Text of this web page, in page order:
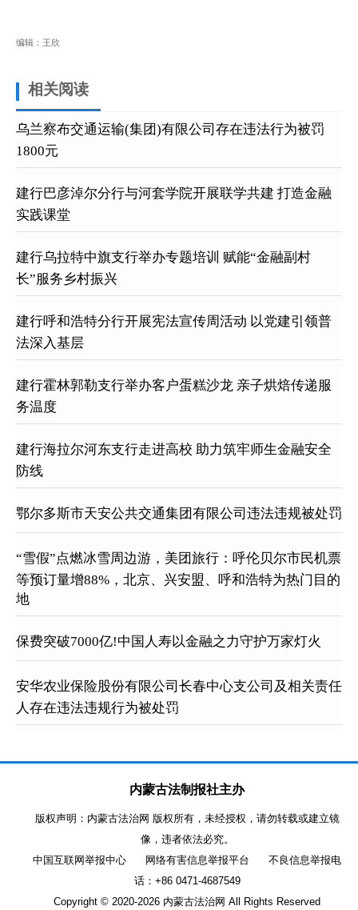
编辑：王欣
相关阅读
乌兰察布交通运输(集团)有限公司存在违法行为被罚
1800元
建行巴彦淖尔分行与河套学院开展联学共建 打造金融
实践课堂
建行乌拉特中旗支行举办专题培训 赋能“金融副村
长”服务乡村振兴
建行呼和浩特分行开展宪法宣传周活动 以党建引领普
法深入基层
建行霍林郭勒支行举办客户蛋糕沙龙 亲子烘焙传递服
务温度
建行海拉尔河东支行走进高校 助力筑牢师生金融安全
防线
鄂尔多斯市天安公共交通集团有限公司违法违规被处罚
“雪假”点燃冰雪周边游，美团旅行：呼伦贝尔市民机票
等预订量增88%，北京、兴安盟、呼和浩特为热门目的
地
保费突破7000亿!中国人寿以金融之力守护万家灯火
安华农业保险股份有限公司长春中心支公司及相关责任
人存在违法违规行为被处罚
内蒙古法制报社主办
版权声明：内蒙古法治网 版权所有，未经授权，请勿转载或建立镜
像，违者依法必究。
中国互联网举报中心
网络有害信息举报平台
不良信息举报电
话：+86 0471-4687549
Copyright © 2020-2026 内蒙古法治网 All Rights Reserved